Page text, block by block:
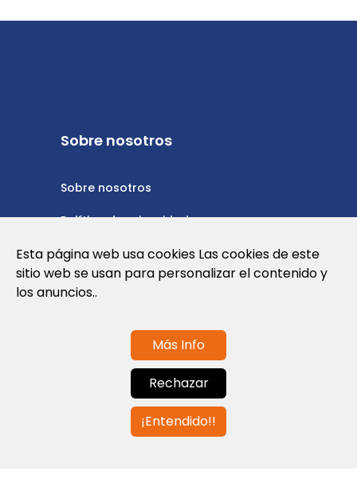
Sobre nosotros
Sobre nosotros
Política de privacidad
Política de cookies
Nota Legal y Condiciones de Uso de la
Contáctanos
info@globalagents.net
Esta página web usa cookies Las cookies de este
sitio web se usan para personalizar el contenido y
los anuncios..
Más Info
Rechazar
¡Entendido!!